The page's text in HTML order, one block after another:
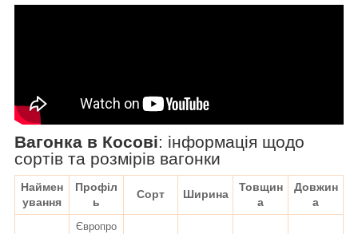
Вагонка в Косові: інформація щодо
сортів та розмірів вагонки
Наймен
ування
Профіл
ь
Сорт Ширина
Товщин
а
Довжин
а
Європро